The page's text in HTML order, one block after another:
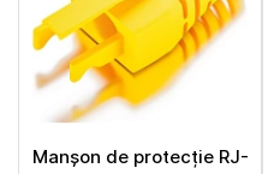
Manșon de protecție RJ-